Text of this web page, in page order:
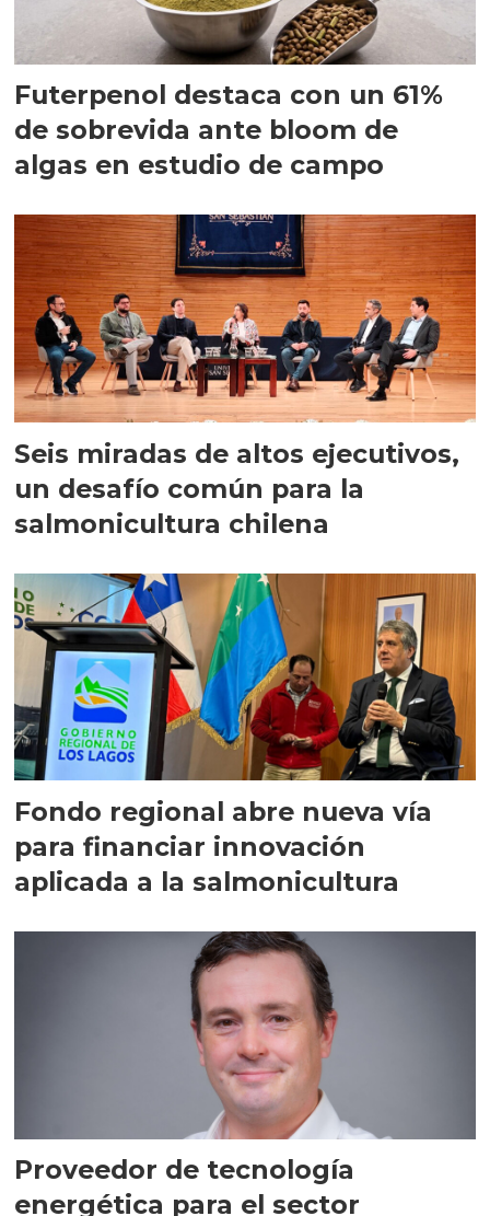
Futerpenol destaca con un 61%
de sobrevida ante bloom de
algas en estudio de campo
Seis miradas de altos ejecutivos,
un desafío común para la
salmonicultura chilena
Fondo regional abre nueva vía
para financiar innovación
aplicada a la salmonicultura
Proveedor de tecnología
energética para el sector